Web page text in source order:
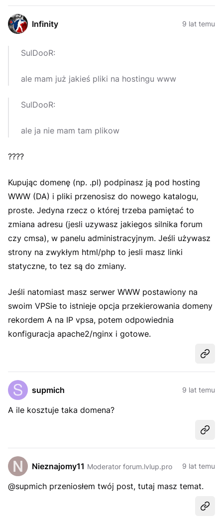
Infinity 9 lat temu
SulDooR:
ale mam już jakieś pliki na hostingu www
SulDooR:
ale ja nie mam tam plikow
????
Kupując domenę (np. .pl) podpinasz ją pod hosting
WWW (DA) i pliki przenosisz do nowego katalogu,
proste. Jedyna rzecz o której trzeba pamiętać to
zmiana adresu (jesli uzywasz jakiegos silnika forum
czy cmsa), w panelu administracyjnym. Jeśli używasz
strony na zwykłym html/php to jesli masz linki
statyczne, to tez są do zmiany.
Jeśli natomiast masz serwer WWW postawiony na
swoim VPSie to istnieje opcja przekierowania domeny
rekordem A na IP vpsa, potem odpowiednia
konfiguracja apache2/nginx i gotowe.
supmich 9 lat temu
A ile kosztuje taka domena?
Nieznajomy11 Moderator forum.lvlup.pro 9 lat temu
@supmich przeniosłem twój post, tutaj masz temat.